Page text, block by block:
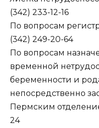
(342) 233-12-16
По вопросам
(342) 249-20-64
По вопросам
временной
беременности и
непосредственно
Пермским
24